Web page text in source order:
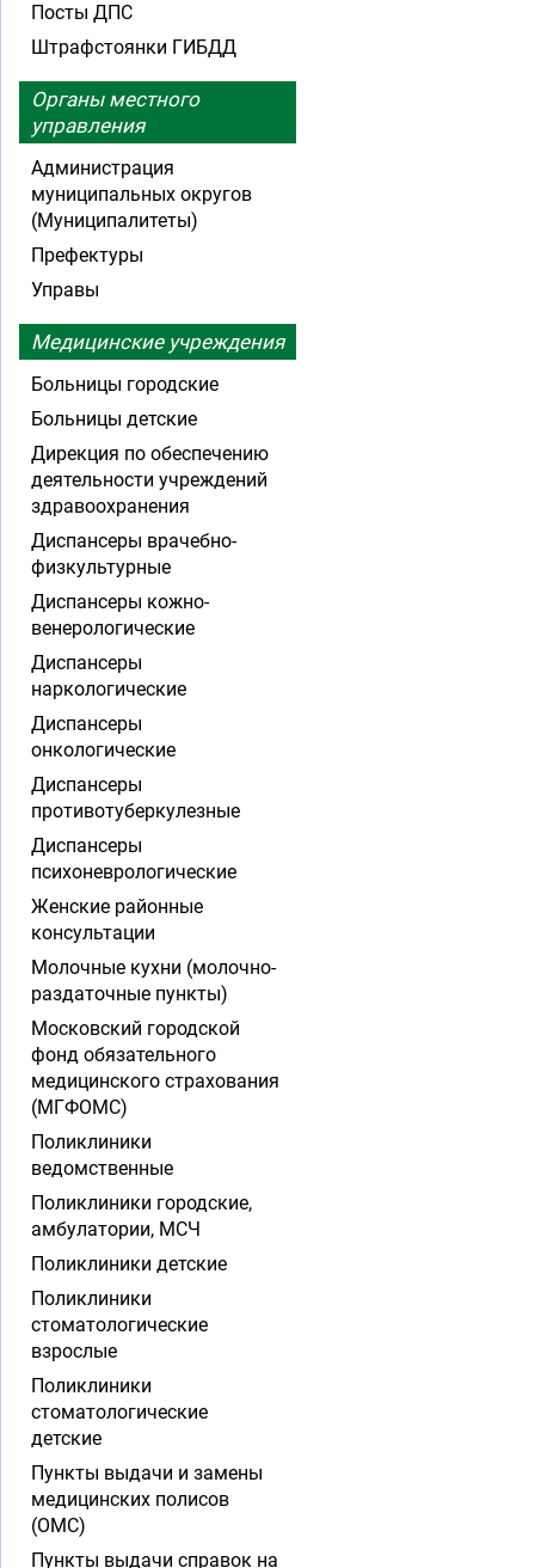
Посты ДПС
Штрафстоянки ГИБДД
Органы местного
управления
Администрация
муниципальных округов
(Муниципалитеты)
Префектуры
Управы
Медицинские учреждения
Больницы городские
Больницы детские
Дирекция по обеспечению
деятельности учреждений
здравоохранения
Диспансеры врачебно-
физкультурные
Диспансеры кожно-
венерологические
Диспансеры
наркологические
Диспансеры
онкологические
Диспансеры
противотуберкулезные
Диспансеры
психоневрологические
Женские районные
консультации
Молочные кухни (молочно-
раздаточные пункты)
Московский городской
фонд обязательного
медицинского страхования
(МГФОМС)
Поликлиники
ведомственные
Поликлиники городские,
амбулатории, МСЧ
Поликлиники детские
Поликлиники
стоматологические
взрослые
Поликлиники
стоматологические
детские
Пункты выдачи и замены
медицинских полисов
(ОМС)
Пункты выдачи справок на